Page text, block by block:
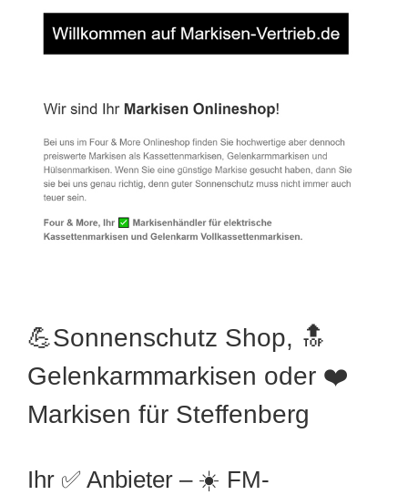
💪Sonnenschutz Shop, 🔝
Gelenkarmmarkisen oder ❤️
Markisen für Steffenberg
Ihr ✅ Anbieter – ☀️ FM-